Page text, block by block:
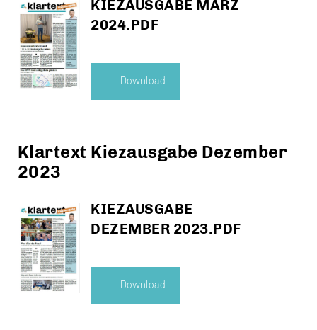
KIEZAUSGABE MÄRZ
2024.PDF
Download
Klartext Kiezausgabe Dezember
2023
KIEZAUSGABE
DEZEMBER 2023.PDF
Download